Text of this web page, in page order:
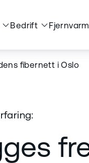
Bedrift
fibernett i Oslo